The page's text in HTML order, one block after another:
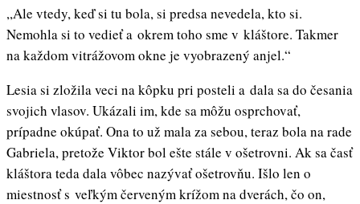
,,Ale vtedy, keď si tu bola, si predsa nevedela, kto si.
Nemohla si to vedieť a okrem toho sme v kláštore. Takmer
na každom vitrážovom okne je vyobrazený anjel.“
Lesia si zložila veci na kôpku pri posteli a dala sa do česania
svojich vlasov. Ukázali im, kde sa môžu osprchovať,
prípadne okúpať. Ona to už mala za sebou, teraz bola na rade
Gabriela, pretože Viktor bol ešte stále v ošetrovni. Ak sa časť
kláštora teda dala vôbec nazývať ošetrovňu. Išlo len o
miestnosť s veľkým červeným krížom na dverách, čo on,